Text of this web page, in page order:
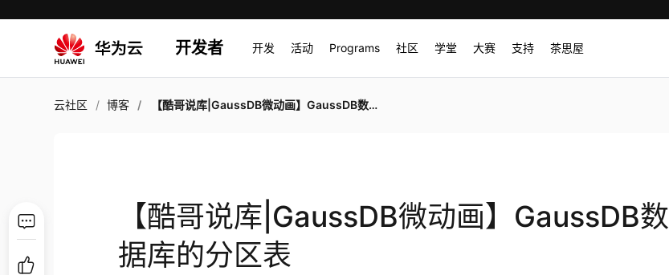
开发者 开发 活动 Programs 社区 学堂 大赛 支持 茶思屋
云社区 博客 【酷哥说库|GaussDB微动画】GaussDB数据库的分区表
【酷哥说库|GaussDB微动画】GaussDB数
据库的分区表